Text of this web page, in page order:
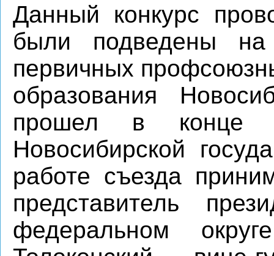
Данный конкурс
были подведены на
первичных
образования
прошел в конце
Новосибирской
работе съезда
представитель
федеральном